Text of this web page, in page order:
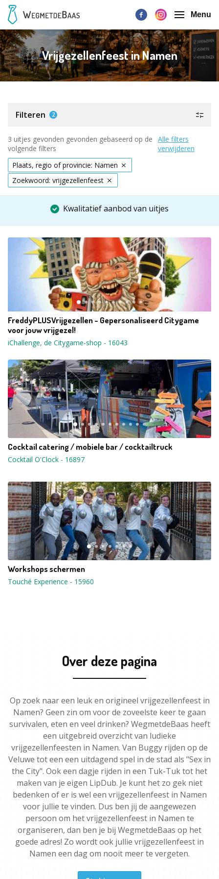
Menu
Vrijgezellenfeest in Namen
Filteren 2
3 uitjes gevonden gevonden gebaseerd op de
volgende filters
Alle filters
verwijderen
Plaats, regio of provincie: Namen
Zoekwoord: vrijgezellenfeest
Kwalitatief aanbod van uitjes
FreddyPLUSVrijgezellen - Gepersonaliseerd Citygame
voor jouw vrijgezel!
iChallenge, de Citygame-shop - 16043
Cocktail catering / mobiele bar / cocktailtruck
Cocktail O'Clock - 16897
Workshops schermen
Touché Experience - 15960
Over deze pagina
Op zoek naar een leuk en origineel vrijgezellenfeest in
Namen? Geen zin om voor de zoveelste keer te gaan
survivalen, eten en veel drinken? WegmetdeBaas heeft
een uitgebreid overzicht van ludieke
vrijgezellenfeesten in Namen. Van Buggy rijden op de
Veluwe tot een een uitdagend spel in de stad als "Sex in
the City". Ook een dagje rijden in een Tuk-Tuk tot het
maken van je eigen LipDub. Je kunt het zo gek niet
bedenken of er is wel een vrijgezellenfeest in Namen
voor jullie te vinden. Dus ben jij de aangewezen
persoon om het vrijgezellenfeest in Namen te
organiseren, dan ben je bij WegmetdeBaas op het
goede adres! Zo wordt ook jullie vrijgezellenfeest in
Namen een dag om nooit meer te vergeten.